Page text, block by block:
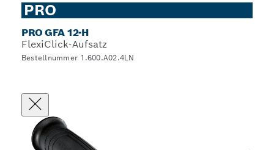
PRO
PRO GFA 12-H
FlexiClick-Aufsatz
Bestellnummer 1.600.A02.4LN